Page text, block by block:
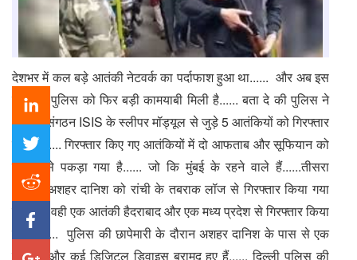
देशभर में कल बड़े आतंकी नेटवर्क का पर्दाफाश हुआ था...... और अब इस
मामले में पुलिस को फिर बड़ी कामयाबी मिली है...... बता दे की पुलिस ने
आतंकी संगठन ISIS के स्लीपर मॉड्यूल से जुड़े 5 आतंकियों को गिरफ्तार
किया है..... गिरफ्तार किए गए आतंकियों में दो आफताब और सूफियान को
दिल्ली से पकड़ा गया है...... जो कि मुंबई के रहने वाले हैं......तीसरा
आतंकी अशहर दानिश को रांची के तबराक लॉज से गिरफ्तार किया गया
है......तो वही एक आतंकी हैदराबाद और एक मध्य प्रदेश से गिरफ्तार किया
गया है...... पुलिस की छापेमारी के दौरान अशहर दानिश के पास से एक
पिस्टल और कई डिजिटल डिवाइस बरामद हुए हैं...... दिल्ली पुलिस की